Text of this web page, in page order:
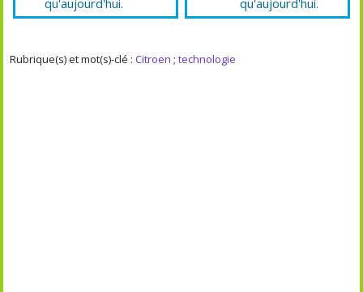
Rubrique(s) et mot(s)-clé :Citroen ;technologie